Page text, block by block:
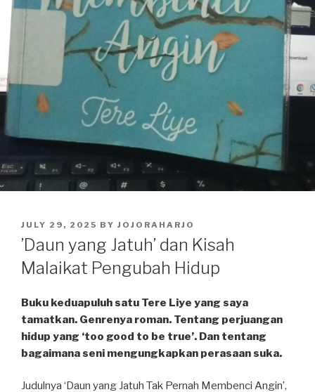
POSTED
ON
JULY 29, 2025 BY JOJORAHARJO
’Daun yang Jatuh’ dan Kisah
Malaikat Pengubah Hidup
Buku keduapuluh satu Tere Liye yang saya
tamatkan. Genrenya roman. Tentang perjuangan
hidup yang ‘too good to be true’. Dan tentang
bagaimana seni mengungkapkan perasaan suka.
Judulnya ‘Daun yang Jatuh Tak Pernah Membenci Angin’,